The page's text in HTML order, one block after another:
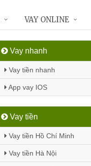
Vay nhanh
Vay tiền nhanh
App vay IOS
Vay tiền
Vay tiền Hồ Chí Minh
Vay tiền Hà Nội
VAY ONLINE